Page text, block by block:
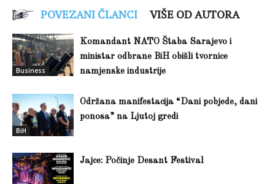
POVEZANI ČLANCI VIŠE OD AUTORA
Business
Komandant NATO Štaba Sarajevo i
ministar odbrane BiH obišli tvornice
namjenske industrije
BiH
Održana manifestacija “Dani pobjede, dani
ponosa” na Ljutoj gredi
Jajce: Počinje Desant Festival